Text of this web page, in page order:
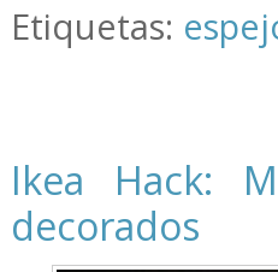
Etiquetas:
Ikea Hack:
decorados